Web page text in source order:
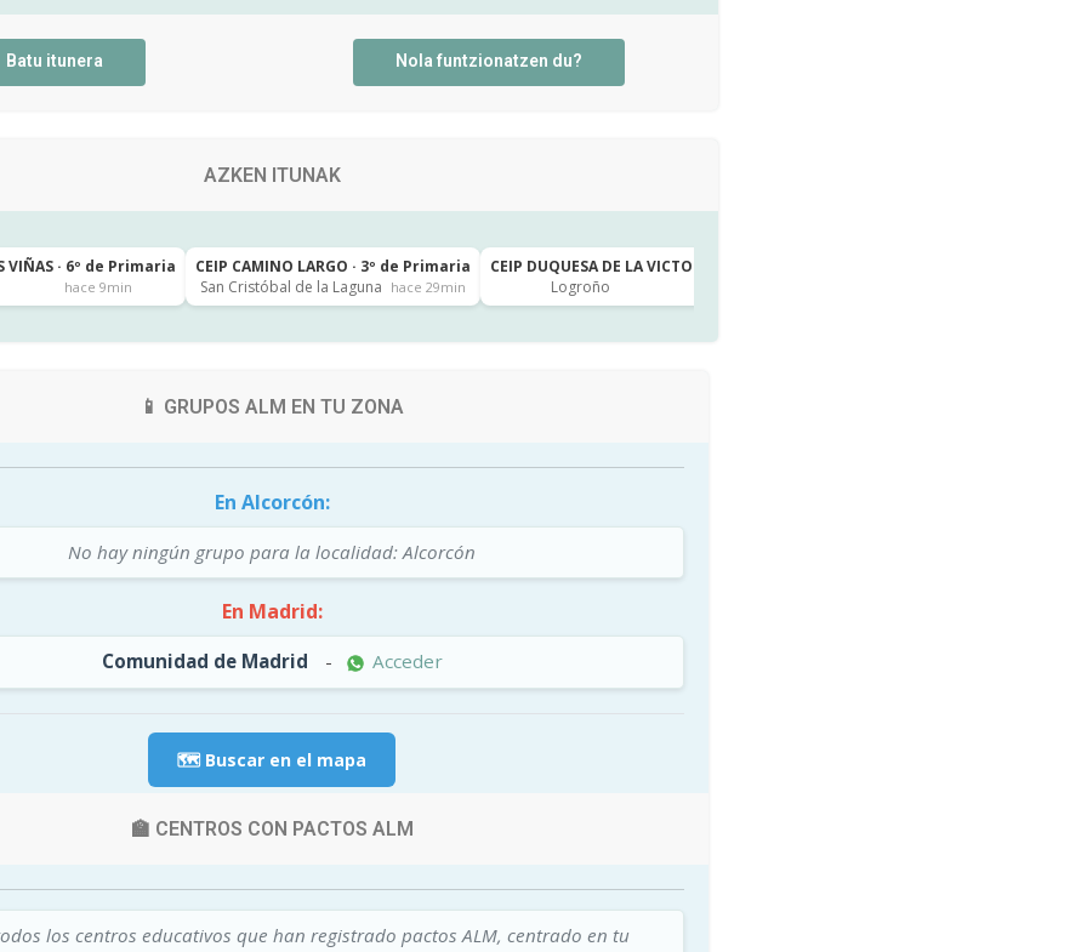
Batu itunera Nola funtzionatzen du?
AZKEN ITUNAK
VIÑAS · 6º de Primaria
hace 9min
CEIP CAMINO LARGO · 3º de Primaria
San Cristóbal de la Laguna hace 29min
CEIP DUQUESA DE LA VICTORIA · Infantil 3 años
Logroño
📱 GRUPOS ALM EN TU ZONA
En Alcorcón:
No hay ningún grupo para la localidad: Alcorcón
En Madrid:
Comunidad de Madrid - Acceder
🗺️ Buscar en el mapa
🏫 CENTROS CON PACTOS ALM
los centros educativos que han registrado pactos ALM, centrado en tu